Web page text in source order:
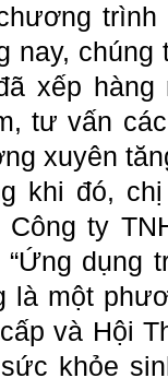
nay,
xếp
tư vấn
xuyên
khi đó,
Công ty
“Ứng dụng
là một
và Hội
khỏe